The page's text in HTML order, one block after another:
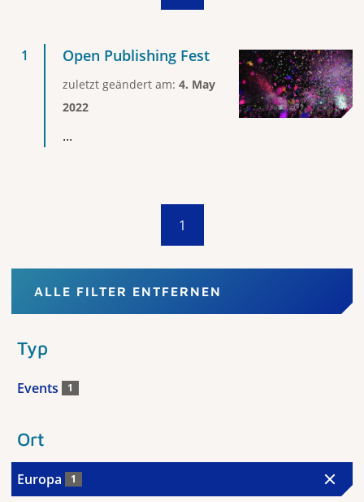
Open Publishing Fest
zuletzt geändert am: 4. May
2022
...
1
ALLE FILTER ENTFERNEN
Typ
Events 1
Ort
Europa 1